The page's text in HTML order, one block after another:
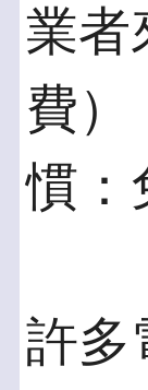
業者
費）
慣：
許多